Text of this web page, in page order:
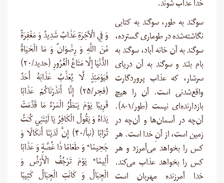
خدا عذاب شوند.
سوگند به طور، سوگند به کتابی
نگاشته‌شده در طوماری گسترده،
سوگند به آن خانه آباد، سوگند به
بام بلند و سوگند به آن دریای
سرشار، که عذاب پروردگارت
واقع‌شدنی است. آن را هیچ
بازدارنده‌ای نیست (طور/۱-۸).
آن‌چه در آسمان‌ها و آن‌چه در
زمین است، از آنِ خدا است. هر
کس را بخواهد می‌آمرزد و هر
کس را بخواهد عذاب می‌کند.
خدا آمرزنده مهربان است
وَ فِي الْآخِرَةِ عَذَابٌ شَدِيدٌ وَ مَغْفِرَةٌ
مِّنَ اللَّهِ وَ رِضْوَانٌ وَ مَا الْحَيَاةُ
الدُّنْيَا إِلَّا مَتَاعُ الْغُرُورِ (حديد/۲۰)
فَيَوْمَئِذٍ لَّا يُعَذِّبُ عَذَابَهُ أَحَدٌ
(فجر/۲۵) إِنَّا أَنذَرْنَاكُمْ عَذَابًا
قَرِيبًا يَوْمَ يَنظُرُ الْمَرْءُ مَا قَدَّمَتْ
يَدَاهُ وَ يَقُولُ الْكَافِرُ يَا لَيْتَنِي كُنتُ
تُرَابًا (نبأ/۴۰) إِنَّ لَدَيْنَا أَنكَالًا وَ
جَحِيمًا* وَ طَعَامًا ذَا غُصَّةٍ وَ عَذَابًا
أَلِيمًا* يَوْمَ تَرْجُفُ الْأَرْضُ وَ
الْجِبَالُ وَ كَانَتِ الْجِبَالُ كَثِيبًا